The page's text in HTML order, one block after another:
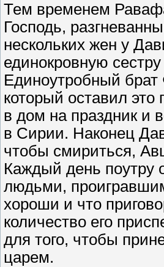
Тем временем
Господь,
нескольких жен у
единокровную
Единоутробный
который оставил
в дом на праздник и
в Сирии. Наконец
чтобы смириться,
Каждый день поутру
людьми,
хороши и что
количество его
для того, чтобы
царем.